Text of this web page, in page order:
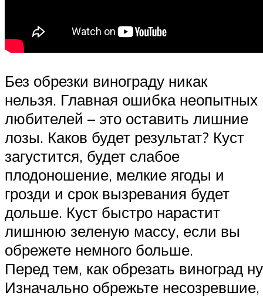
Без обрезки винограду никак
нельзя. Главная ошибка неопытных
любителей – это оставить лишние
лозы. Каков будет результат? Куст
загустится, будет слабое
плодоношение, мелкие ягоды и
грозди и срок вызревания будет
дольше. Куст быстро нарастит
лишнюю зеленую массу, если вы
обрежете немного больше.
Перед тем, как обрезать виноград
Изначально обрежьте